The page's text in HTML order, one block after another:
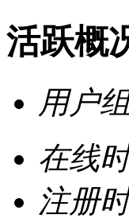
活跃概
用户
在线
注册